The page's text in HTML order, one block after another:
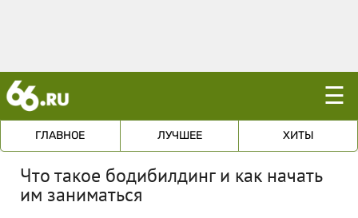
☰
ГЛАВНОЕ ЛУЧШЕЕ ХИТЫ
Что такое бодибилдинг и как начать
им заниматься